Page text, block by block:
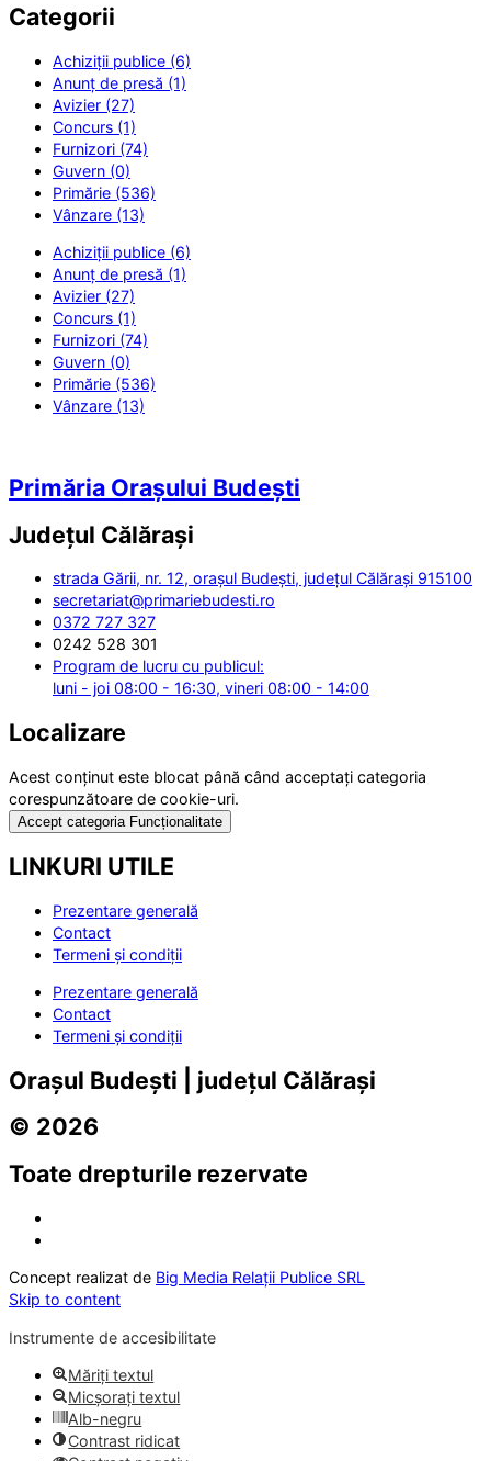
Categorii
Achiziții publice (6)
Anunț de presă (1)
Avizier (27)
Concurs (1)
Furnizori (74)
Guvern (0)
Primărie (536)
Vânzare (13)
Achiziții publice (6)
Anunț de presă (1)
Avizier (27)
Concurs (1)
Furnizori (74)
Guvern (0)
Primărie (536)
Vânzare (13)
Primăria Orașului Budești
Județul Călărași
strada Gării, nr. 12, orașul Budești, județul Călărași 915100
secretariat@primariebudesti.ro
0372 727 327
0242 528 301
Program de lucru cu publicul:
luni - joi 08:00 - 16:30, vineri 08:00 - 14:00
Localizare
Acest conținut este blocat până când acceptați categoria
corespunzătoare de cookie-uri.
Accept categoria Funcționalitate
LINKURI UTILE
Prezentare generală
Contact
Termeni și condiții
Prezentare generală
Contact
Termeni și condiții
Orașul Budești | județul Călărași
© 2026
Toate drepturile rezervate
Concept realizat de Big Media Relații Publice SRL
Skip to content
Instrumente de accesibilitate
Măriți textul
Micșorați textul
Alb-negru
Contrast ridicat